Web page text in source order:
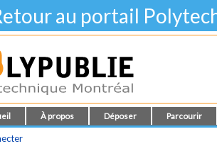
au portail
À propos Déposer Parcourir